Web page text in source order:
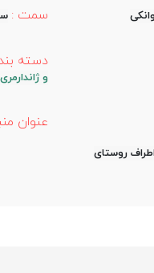
روستای
سمت :
دسته
و
عنوان